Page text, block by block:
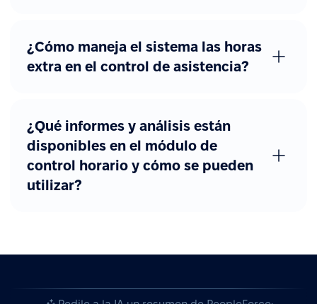
¿Cómo maneja el sistema las horas
extra en el control de asistencia?
¿Qué informes y análisis están
disponibles en el módulo de
control horario y cómo se pueden
utilizar?